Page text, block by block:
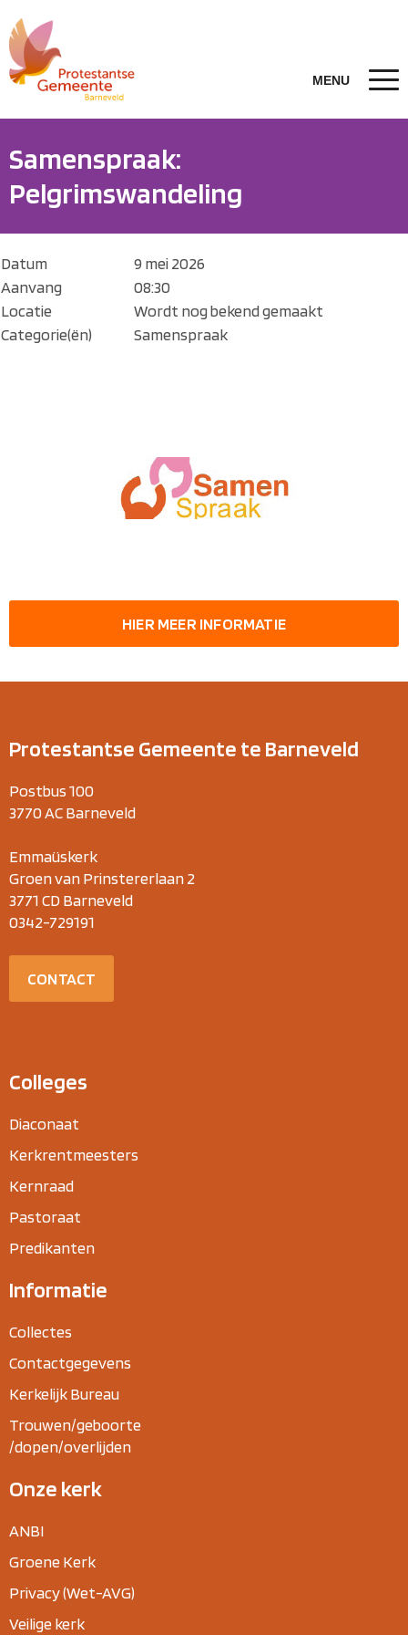
Samenspraak:
Pelgrimswandeling
Datum
9 mei 2026
Aanvang
08:30
Locatie
Wordt nog bekend gemaakt
Categorie(ën)
Samenspraak
HIER MEER INFORMATIE
Protestantse Gemeente te Barneveld
Postbus 100
3770 AC Barneveld
Emmaüskerk
Groen van Prinstererlaan 2
3771 CD Barneveld
0342-729191
CONTACT
Colleges
Diaconaat
Kerkrentmeesters
Kernraad
Pastoraat
Predikanten
Informatie
Collectes
Contactgegevens
Kerkelijk Bureau
Trouwen/geboorte
/dopen/overlijden
Onze kerk
ANBI
Groene Kerk
Privacy (Wet-AVG)
Veilige kerk